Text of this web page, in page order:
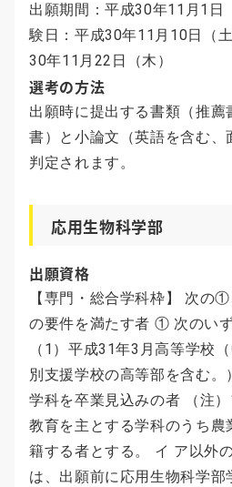
出願期間：平成30年11月1日
験日：平成30年11月10日（
30年11月22日（木）
選考の方法
出願時に提出する書類（推薦
書）と小論文（英語を含む、
判定されます。
応用生物科学部
出願資格
【専門・総合学科枠】 次
の要件を満たす者 ① 次のい
（1）平成31年3月高等学校
別支援学校の高等部を含む
学科を卒業見込みの者 （注
教育を主とする学科のうち農
籍する者とする。 イ ア以外
は、出願前に応用生物科学部